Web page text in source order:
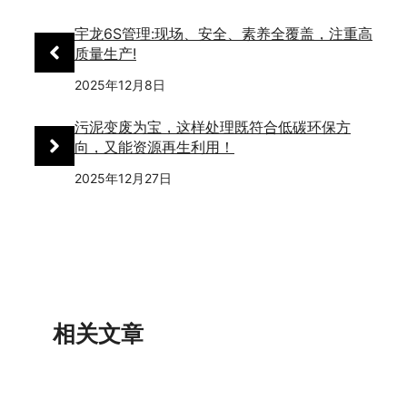
宇龙6S管理:现场、安全、素养全覆盖，注重高
质量生产!
2025年12月8日
污泥变废为宝，这样处理既符合低碳环保方
向，又能资源再生利用！
2025年12月27日
相关文章